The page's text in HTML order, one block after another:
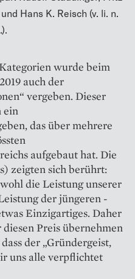
Hans K. Reisch (v. li. n.
wurde beim
auch der
vergeben. Dieser
ein
das über mehrere
aufgebaut hat. Die
zeigten sich berührt:
die Leistung unserer
der jüngeren
Einzigartiges. Daher
Preis übernehmen
der „Gründergeist,
uns alle verpflichtet